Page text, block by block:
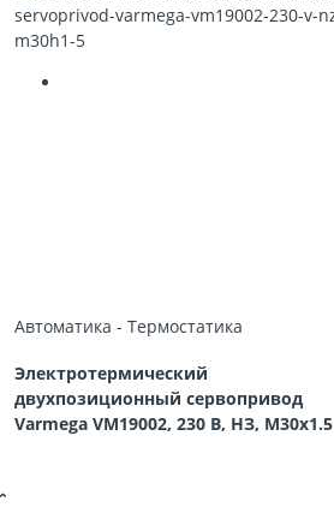
Автоматика - Термостатика
Электротермический
двухпозиционный сервопривод
Varmega VM19002, 230 В, НЗ, M30х1.5